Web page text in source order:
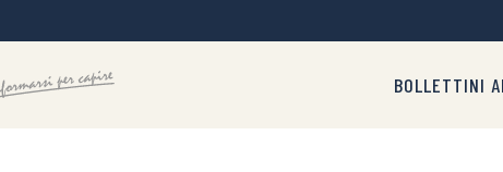
BOLLETTINI